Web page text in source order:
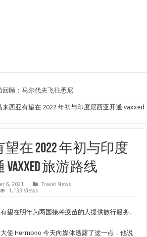
回顾：马尔代夫飞往悉尼
来西亚有望在 2022 年初与印度尼西亚开通 vaxxed
在 2022 年初与印度
旅游路线
6, 2021
Travel News
1,133 Views
望在明年为两国接种疫苗的人提供旅行服务。
使 Hermono 今天向媒体透露了这一点，他说